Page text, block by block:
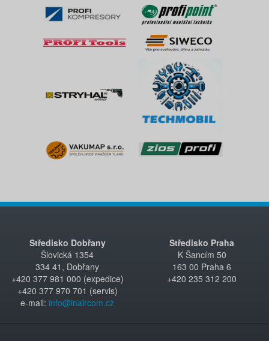
Středisko Dobřany
Šlovická 1354
334 41, Dobřany
+420 377 981 000 (expedice)
+420 377 970 701 (servis)
e-mail: info@inaircom.cz
Středisko Praha
K Šancím 50
163 00 Praha 6
+420 235 312 200